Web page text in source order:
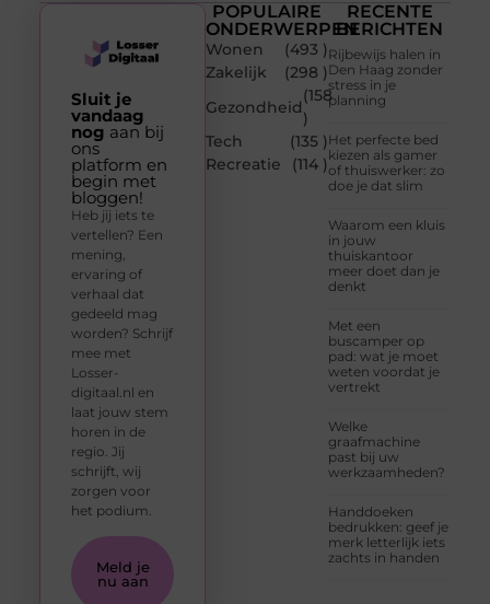
POPULAIRE
ONDERWERPEN
Wonen
(493 )
Zakelijk
(298 )
Gezondheid
(158
)
Tech
(135 )
Recreatie
(114 )
RECENTE
BERICHTEN
Rijbewijs halen in
Den Haag zonder
stress in je
planning
Het perfecte bed
kiezen als gamer
of thuiswerker: zo
doe je dat slim
Waarom een kluis
in jouw
thuiskantoor
meer doet dan je
denkt
Met een
buscamper op
pad: wat je moet
weten voordat je
vertrekt
Welke
graafmachine
past bij uw
werkzaamheden?
Handdoeken
bedrukken: geef je
merk letterlijk iets
zachts in handen
Sluit je
vandaag
nog aan bij
ons
platform en
begin met
bloggen!
Heb jij iets te
vertellen? Een
mening,
ervaring of
verhaal dat
gedeeld mag
worden? Schrijf
mee met
Losser-
digitaal.nl en
laat jouw stem
horen in de
regio. Jij
schrijft, wij
zorgen voor
het podium.
Meld je
nu aan